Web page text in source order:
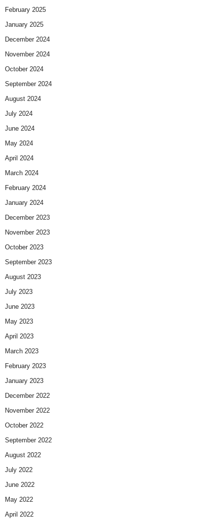
February 2025
January 2025
December 2024
November 2024
October 2024
September 2024
August 2024
July 2024
June 2024
May 2024
April 2024
March 2024
February 2024
January 2024
December 2023
November 2023
October 2023
September 2023
August 2023
July 2023
June 2023
May 2023
April 2023
March 2023
February 2023
January 2023
December 2022
November 2022
October 2022
September 2022
August 2022
July 2022
June 2022
May 2022
April 2022